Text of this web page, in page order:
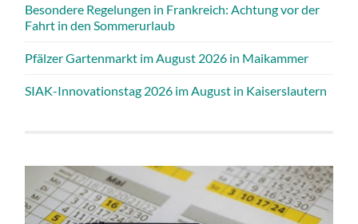
Besondere Regelungen in Frankreich: Achtung vor der
Fahrt in den Sommerurlaub
Pfälzer Gartenmarkt im August 2026 in Maikammer
SIAK-Innovationstag 2026 im August in Kaiserslautern